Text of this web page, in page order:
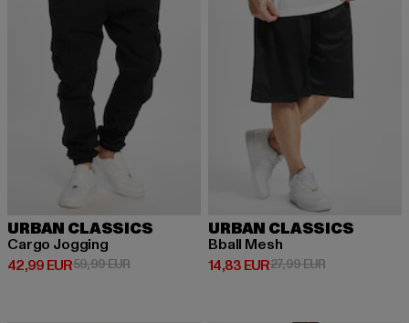
URBAN CLASSICS
Cargo Jogging
42,99 EUR
Derzeitiger Preis: 42,99 EUR
59,99 EURAktionspreis: 59,99 EUR
URBAN CLASSICS
Bball Mesh
14,83 EUR
Derzeitiger Preis: 14,83 EUR
27,99 EURAktionspreis: